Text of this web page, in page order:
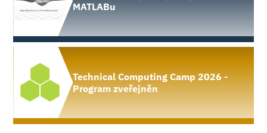
MATLABu
Technical Computing Camp 2026 -
Program zveřejněn